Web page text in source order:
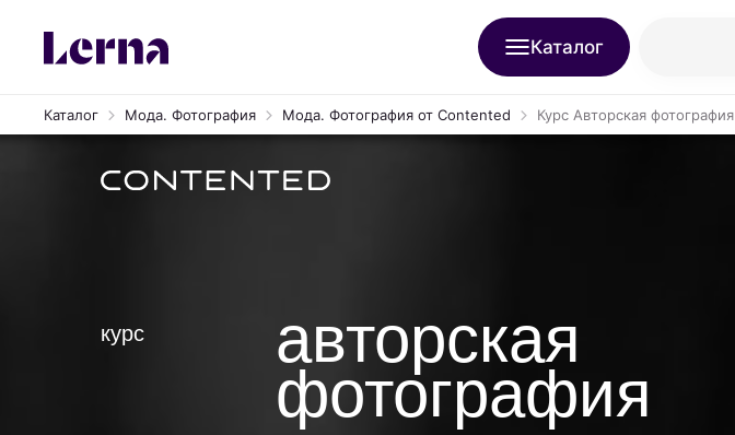
Каталог
Каталог Мода. Фотография Мода. Фотография от Contented Курс Авторская фотография
курс авторская
фотография
Онлайн-курс «Авторская фотография»